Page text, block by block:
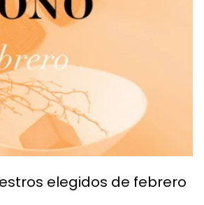
elegidos de febrero